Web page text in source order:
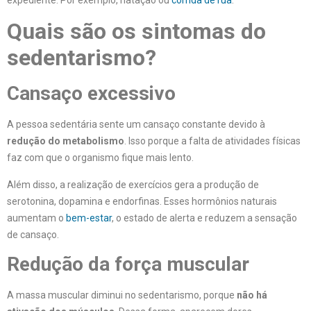
Quais são os sintomas do
sedentarismo?
Cansaço excessivo
A pessoa sedentária sente um cansaço constante devido à
redução do metabolismo. Isso porque a falta de atividades físicas
faz com que o organismo fique mais lento.
Além disso, a realização de exercícios gera a produção de
serotonina, dopamina e endorfinas. Esses hormônios naturais
aumentam o bem-estar, o estado de alerta e reduzem a sensação
de cansaço.
Redução da força muscular
A massa muscular diminui no sedentarismo, porque não há